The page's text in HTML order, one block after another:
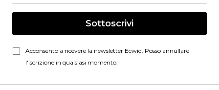
Sottoscrivi
Acconsento a ricevere la newsletter Ecwid. Posso annullare
l'iscrizione in qualsiasi momento.